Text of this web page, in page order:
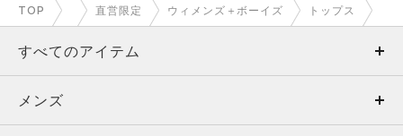
TOP 直営限定 ウィメンズ＋ボーイズ トップス
すべてのアイテム
メンズ
メンズ